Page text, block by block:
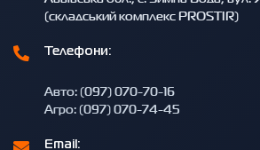
(складський комплекс PROSTIR)
Телефони:
Авто: (097) 070-70-16
Агро: (097) 070-74-45
Email: